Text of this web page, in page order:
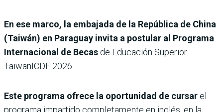
En ese marco, la embajada de la República de China
(Taiwán) en Paraguay invita a postular al Programa
Internacional de Becas de Educación Superior
TaiwanICDF 2026.
Este programa ofrece la oportunidad de cursar el
programa impartido completamente en inglés, en la